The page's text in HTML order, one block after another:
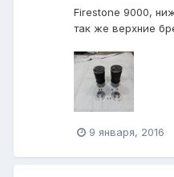
Firestone 9000,
так же верхние
9 января, 2016